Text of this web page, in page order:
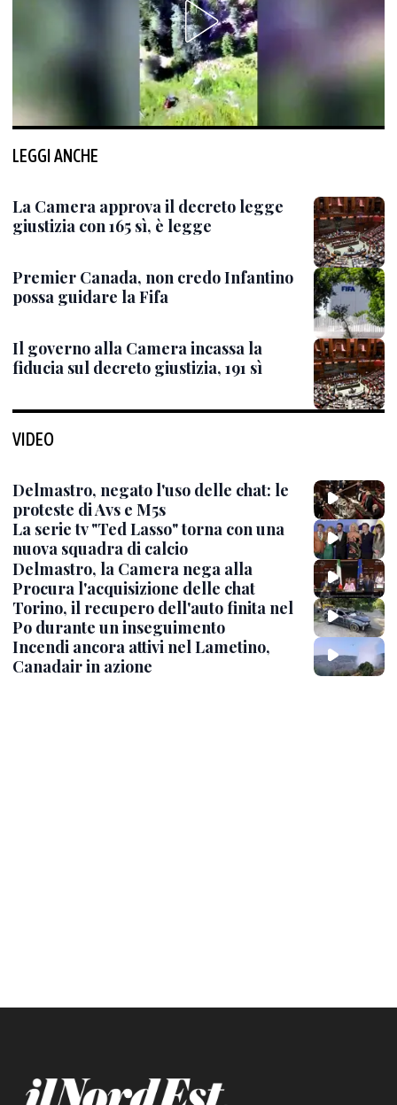
LEGGI ANCHE
La Camera approva il decreto legge
giustizia con 165 sì, è legge
Premier Canada, non credo Infantino
possa guidare la Fifa
Il governo alla Camera incassa la
fiducia sul decreto giustizia, 191 sì
VIDEO
Delmastro, negato l'uso delle chat: le
proteste di Avs e M5s
La serie tv "Ted Lasso" torna con una
nuova squadra di calcio
Delmastro, la Camera nega alla
Procura l'acquisizione delle chat
Torino, il recupero dell'auto finita nel
Po durante un inseguimento
Incendi ancora attivi nel Lametino,
Canadair in azione